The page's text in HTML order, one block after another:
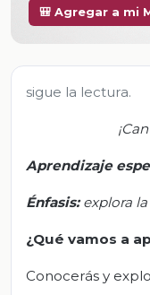
🎒 Agregar a mi
sigue la lectura.
Aprendizaje
Énfasis: explora
¿Qué vamos a
Conocerás y